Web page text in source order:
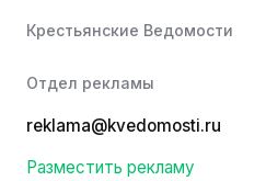
Крестьянские Ведомости
Отдел рекламы
reklama@kvedomosti.ru
Разместить рекламу